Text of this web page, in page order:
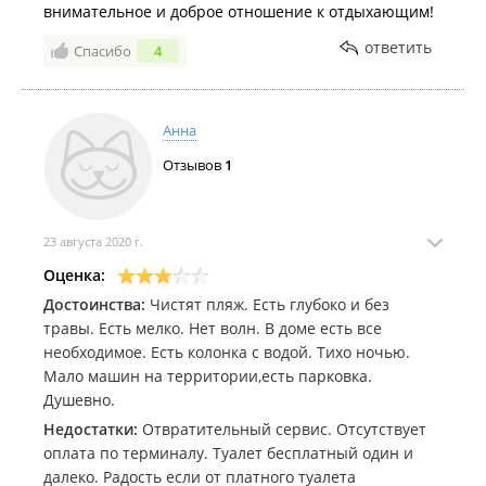
внимательное и доброе отношение к отдыхающим!
Спасибо 4 ответить
Анна
Отзывов 1
23 августа 2020 г.
Оценка:
Достоинства: Чистят пляж. Есть глубоко и без
травы. Есть мелко. Нет волн. В доме есть все
необходимое. Есть колонка с водой. Тихо ночью.
Мало машин на территории,есть парковка.
Душевно.
Недостатки: Отвратительный сервис. Отсутствует
оплата по терминалу. Туалет бесплатный один и
далеко. Радость если от платного туалета